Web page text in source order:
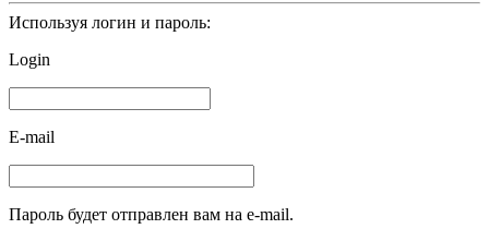
Используя логин и пароль:
Login
E-mail
Пароль будет отправлен вам на e-mail.